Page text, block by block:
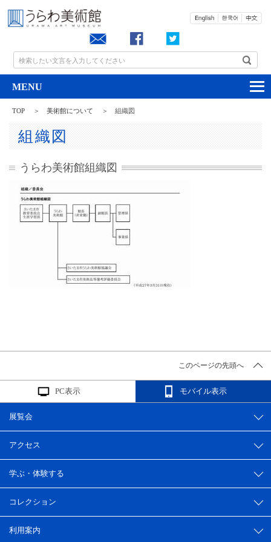
お問い合わせ
検索したい文言を入力してください
TOP 美術館について 組織図
組織図
うらわ美術館組織図
このページの先頭へ
PC表示 モバイル表示
展覧会
アクセス
学ぶ・体験する
コレクション
利用案内